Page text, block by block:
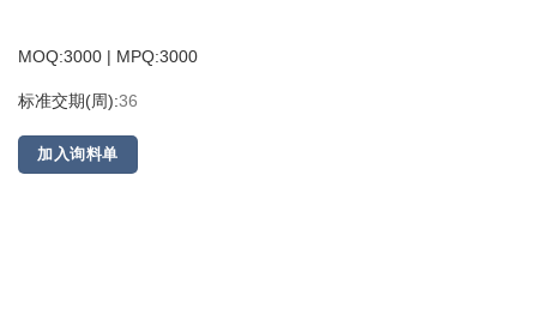
MOQ:3000 | MPQ:3000
标准交期(周):36
加入询料单